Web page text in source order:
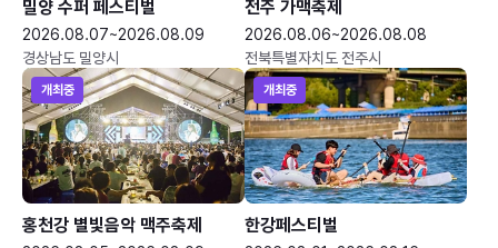
밀양 수퍼 페스티벌
2026.08.07~2026.08.09
경상남도 밀양시
전주 가맥축제
2026.08.06~2026.08.08
전북특별자치도 전주시
개최중
홍천강 별빛음악 맥주축제
개최중
한강페스티벌